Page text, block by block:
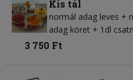
Kis tál
normál adag leves +
adag köret + 1dl
3 750 Ft